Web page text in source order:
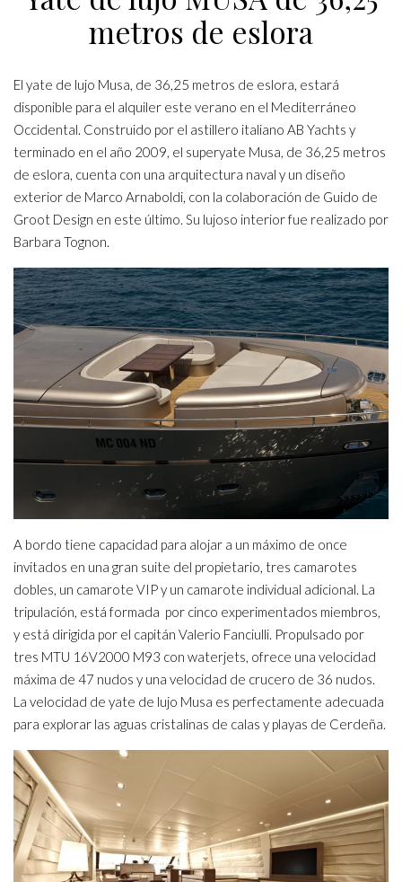
metros de eslora
El yate de lujo Musa, de 36,25 metros de eslora, estará
disponible para el alquiler este verano en el Mediterráneo
Occidental. Construido por el astillero italiano AB Yachts y
terminado en el año 2009, el superyate Musa, de 36,25 metros
de eslora, cuenta con una arquitectura naval y un diseño
exterior de Marco Arnaboldi, con la colaboración de Guido de
Groot Design en este último. Su lujoso interior fue realizado por
Barbara Tognon.
A bordo tiene capacidad para alojar a un máximo de once
invitados en una gran suite del propietario, tres camarotes
dobles, un camarote VIP y un camarote individual adicional. La
tripulación, está formada por cinco experimentados miembros,
y está dirigida por el capitán Valerio Fanciulli. Propulsado por
tres MTU 16V2000 M93 con waterjets, ofrece una velocidad
máxima de 47 nudos y una velocidad de crucero de 36 nudos.
La velocidad de yate de lujo Musa es perfectamente adecuada
para explorar las aguas cristalinas de calas y playas de Cerdeña.